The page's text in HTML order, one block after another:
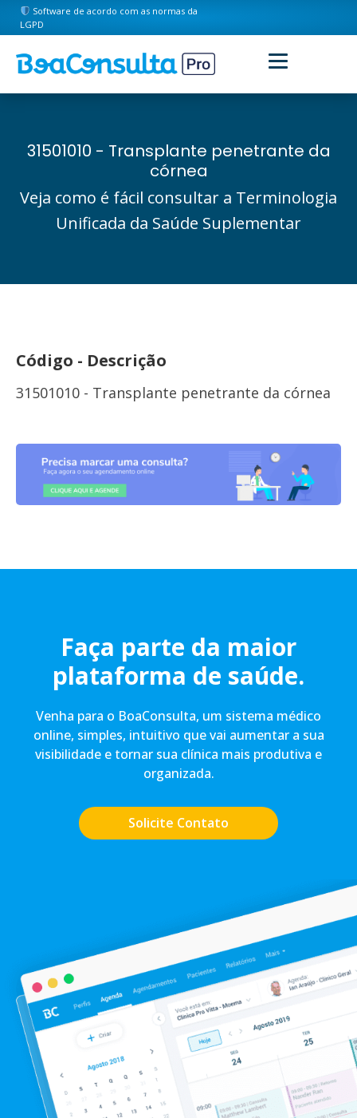
Software de acordo com as normas da
LGPD
31501010 - Transplante penetrante da
córnea
Veja como é fácil consultar a Terminologia
Unificada da Saúde Suplementar
Código - Descrição
31501010 - Transplante penetrante da córnea
Faça parte da maior
plataforma de saúde.
Venha para o BoaConsulta, um sistema médico
online, simples, intuitivo que vai aumentar a sua
visibilidade e tornar sua clínica mais produtiva e
organizada.
Solicite Contato